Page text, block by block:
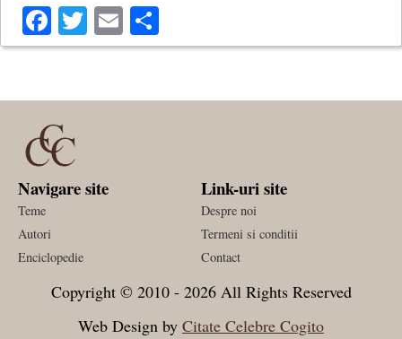
Facebook
Twitter
Email
Navigare site
Teme
Autori
Enciclopedie
Link-uri site
Despre noi
Termeni si conditii
Contact
Copyright © 2010 - 2026 All Rights Reserved
Web Design by Citate Celebre Cogito